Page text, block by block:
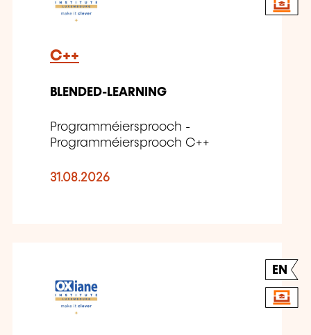
C++
BLENDED-LEARNING
Programméiersprooch -
Programméiersprooch C++
31.08.2026
EN